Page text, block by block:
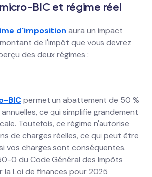
BIC et régime réel
d'imposition aura un impact
de l'impôt que vous devrez
des deux régimes :
BICpermet un abattement de 50 %
ce qui simplifie grandement
Toutefois, ce régime n'autorise
de charges réelles, ce qui peut être
vos charges sont conséquentes.
0 du Code Général des Impôts
la Loi de finances pour 2025